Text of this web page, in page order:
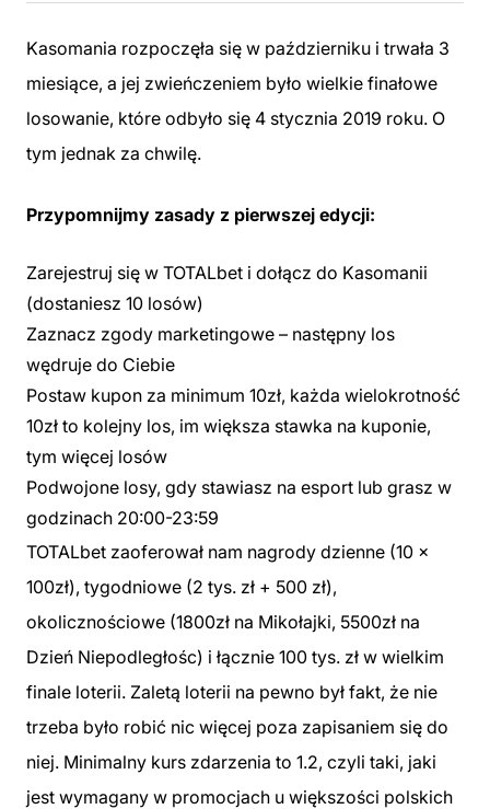
Kasomania rozpoczęła się w październiku i trwała 3
miesiące, a jej zwieńczeniem było wielkie finałowe
losowanie, które odbyło się 4 stycznia 2019 roku. O
tym jednak za chwilę.
Przypomnijmy zasady z pierwszej edycji:
Zarejestruj się w TOTALbet i dołącz do Kasomanii
(dostaniesz 10 losów)
Zaznacz zgody marketingowe – następny los
wędruje do Ciebie
Postaw kupon za minimum 10zł, każda wielokrotność
10zł to kolejny los, im większa stawka na kuponie,
tym więcej losów
Podwojone losy, gdy stawiasz na esport lub grasz w
godzinach 20:00-23:59
TOTALbet zaoferował nam nagrody dzienne (10 x
100zł), tygodniowe (2 tys. zł + 500 zł),
okolicznościowe (1800zł na Mikołajki, 5500zł na
Dzień Niepodległośc) i łącznie 100 tys. zł w wielkim
finale loterii. Zaletą loterii na pewno był fakt, że nie
trzeba było robić nic więcej poza zapisaniem się do
niej. Minimalny kurs zdarzenia to 1.2, czyli taki, jaki
jest wymagany w promocjach u większości polskich